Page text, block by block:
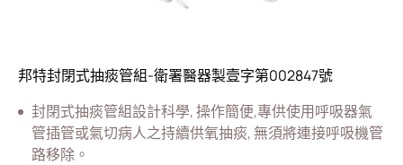
邦特封閉式抽痰管組-衛署醫器製壹字第002847號
封閉式抽痰管組設計科學, 操作簡便,專供使用呼吸器氣
管插管或氣切病人之持續供氧抽痰, 無須將連接呼吸機管
路移除。
全部
封閉式抽痰管組
氧氣面罩及管類